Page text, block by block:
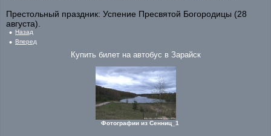
Престольный праздник: Успение Пресвятой Богородицы (28
августа).
Назад
Вперед
Купить билет на автобус в Зарайск
Фотографии из Сенниц_1